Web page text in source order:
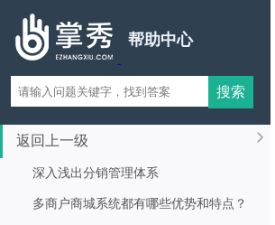
帮助中心
返回上一级
深入浅出分销管理体系
多商户商城系统都有哪些优势和特点？